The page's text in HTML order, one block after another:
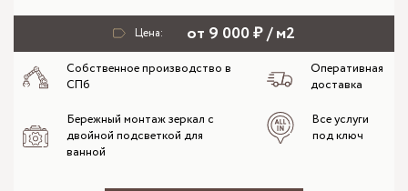
Цена: от 9 000 ₽ / м2
Собственное производство в
СПб
Оперативная
доставка
Бережный монтаж зеркал с
двойной подсветкой для
ванной
Все услуги
под ключ